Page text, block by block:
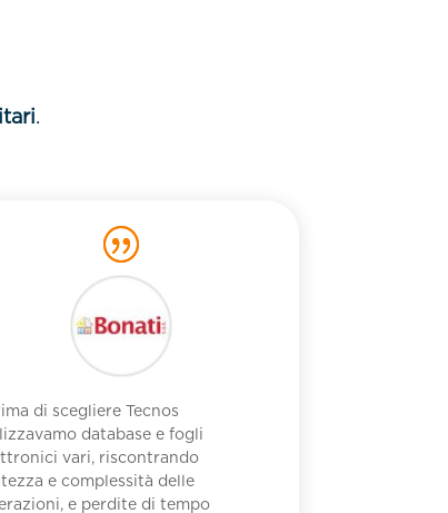
.
di scegliere Tecnos
database e fogli
vari, riscontrando
e complessità delle
e perdite di tempo